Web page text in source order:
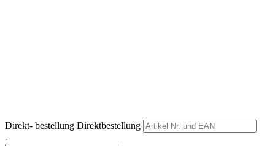
Direkt- bestellung Direktbestellung
-